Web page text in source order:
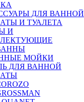
ДЛЯ ВАННОЙ
И ТУАЛЕТА
И
МОЙКИ
ДЛЯ ВАННОЙ